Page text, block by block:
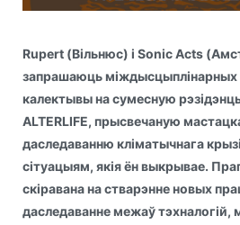
Rupert (Вільнюс) і Sonic Acts
запрашаюць міждысцыплінарных
калектывы на сумесную
ALTERLIFE, прысвечаную
даследаванню кліматычнага
сітуацыям, якія ён выкрывае.
скіравана на стварэнне новых
даследаванне межаў тэхналогій,